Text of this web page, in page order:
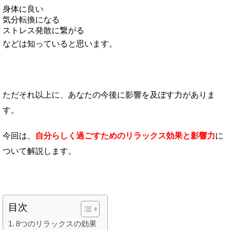
身体に良い
気分転換になる
ストレス発散に繋がる
などは知っていると思います。
ただそれ以上に、あなたの今後に影響を及ぼす力がありま
す。
今回は、 自分らしく過ごすためのリ ラックス効果と影響力に
ついて解説します。
目次
8つのリラックスの効果